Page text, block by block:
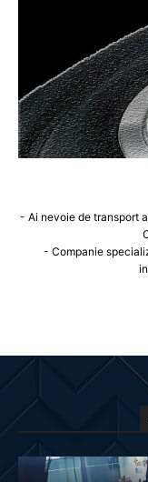
- Ai nevoie de transport
- Companie